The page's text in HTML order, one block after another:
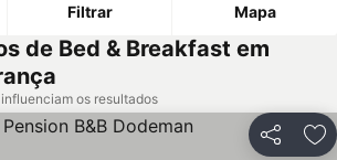
Filtrar Mapa
de Bed & Breakfast em
os resultados
Partilhar